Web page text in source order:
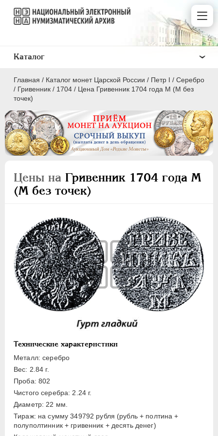
Главная / Каталог монет Царской России / Пeтр I / Серебро
/ Гривенник / 1704 / Цена Гривенник 1704 года M (М без
точек)
Цены на Гривенник 1704 года M
(М без точек)
Технические характеристики
Металл: серебро
Вес: 2.84 г.
Проба: 802
Чистого серебра: 2.24 г.
Диаметр: 22 мм.
Тираж: на сумму 349792 рубля (рубль + полтина +
полуполтинник + гривенник + десять денег)
Каталог
ПEТР I 1699 - 1725
Серебро
1 рубль
Полуполтинник
Гривенник
Гривна
10 денег
5 копеек
Алтын(ник)
1 копейка
Для Речи Посполитой
Монетовидные жетоны
ЕКАТЕРИНА I
ПЕТР II 1727-1729
АННА ИОАННОВНА
ИОАНН АНТОНОВИЧ 1740-1741